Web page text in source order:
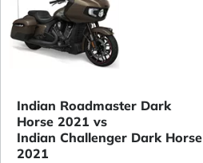
Indian Roadmaster Dark
Horse 2021 vs
Indian Challenger Dark Horse
2021